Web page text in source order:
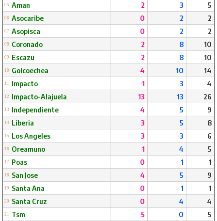
05 Aman 2 3 5
06 Asocaribe 0 2 2
07 Asopisca 0 2 2
08 Coronado 2 8 10
09 Escazu 2 8 10
10 Goicoechea 4 10 14
11 Impacto 1 3 4
12 Impacto-Alajuela 13 13 26
13 Independiente 4 5 9
14 Liberia 3 5 8
15 Los Angeles 3 3 6
16 Oreamuno 1 4 5
17 Poas 0 1 1
18 San Jose 4 5 9
19 Santa Ana 0 1 1
20 Santa Cruz 0 4 4
21 Tsm 5 0 5